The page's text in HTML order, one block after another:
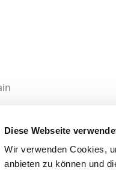
Diese Webseite
Wir verwenden Cookies,
anbieten zu können und